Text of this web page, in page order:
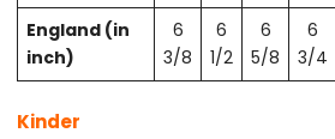
England (in
inch)
6
3/8
6
1/2
6
5/8
6
3/4
Kinder